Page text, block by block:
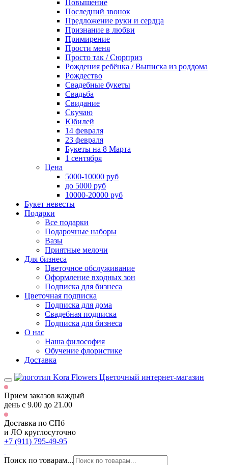
Повышение
Последний звонок
Предложение руки и сердца
Признание в любви
Примирение
Прости меня
Просто так / Сюрприз
Рождения ребёнка / Выписка из роддома
Рождество
Свадебные букеты
Свадьба
Свидание
Скучаю
Юбилей
14 февраля
23 февраля
Букеты на 8 Марта
1 сентября
Цена
5000-10000 руб
до 5000 руб
10000-20000 руб
Букет невесты
Подарки
Все подарки
Подарочные наборы
Вазы
Приятные мелочи
Для бизнеса
Цветочное обслуживание
Оформление входных зон
Подписка для бизнеса
Цветочная подписка
Подписка для дома
Свадебная подписка
Подписка для бизнеса
О нас
Наша философия
Обучение флористике
Доставка
Цветочный интернет-магазин
Прием заказов каждый
день с 9.00 до 21.00
Доставка по СПб
и ЛО круглосуточно
+7 (911) 795-49-95
Поиск по товарам...